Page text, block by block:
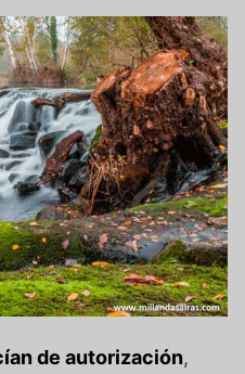
de autorización,